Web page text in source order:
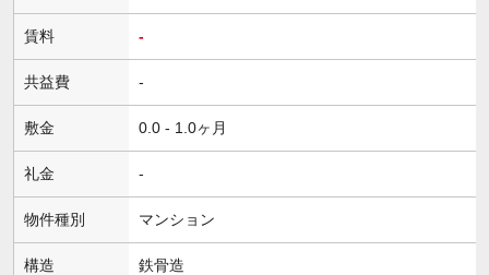
賃料 -
共益費 -
敷金 0.0 - 1.0ヶ月
礼金 -
物件種別 マンション
構造 鉄骨造